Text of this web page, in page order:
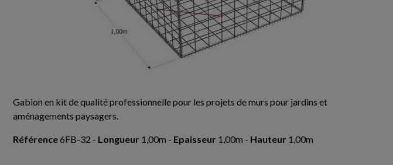
Gabion en kit de qualité professionnelle pour les projets de murs pour jardins et
aménagements paysagers.
Référence6FB-32 - Longueur 1,00m - Epaisseur 1,00m - Hauteur 1,00m